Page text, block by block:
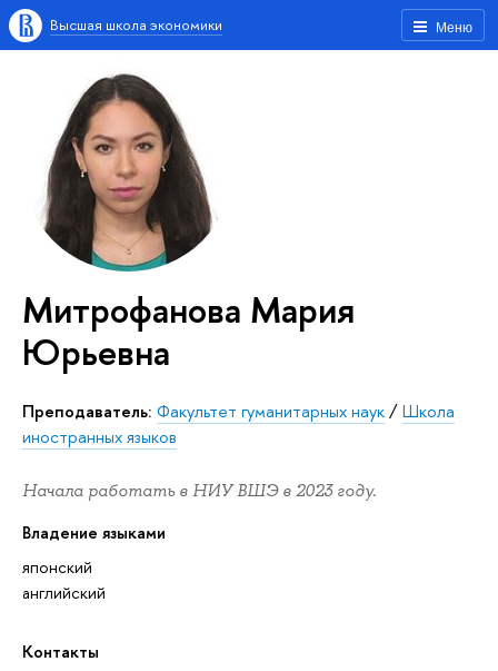
Меню
Высшая школа экономики
Митрофанова Мария
Юрьевна
Преподаватель: Факультет гуманитарных наук/Школа
иностранных языков
Начала работать в НИУ ВШЭ в 2023 году.
Владение языками
японский
английский
Контакты